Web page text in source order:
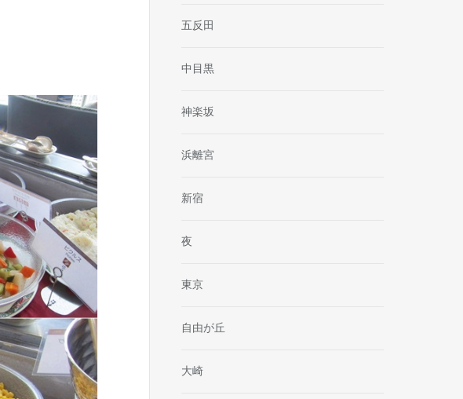
五反田
中目黒
神楽坂
浜離宮
新宿
夜
東京
自由が丘
大崎